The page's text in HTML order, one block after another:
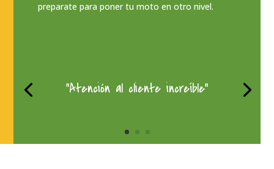
preparate para poner tu moto en otro nivel.
“Atención al cliente increíble"